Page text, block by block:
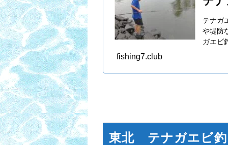
テナガ
や堤防
ガエビ
fishing7.club
東北 テナガエビ